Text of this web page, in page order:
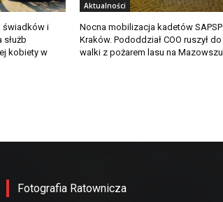
świadków i
kobiety w
Aktualności
Nocna mobilizacja kadetów SAPSP
Kraków. Pododdział COO ruszył do
walki z pożarem lasu na Mazowszu
Fotografia Ratownicza